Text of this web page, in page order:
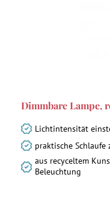
Dimmbare Lampe,
Lichtintensität
praktische Schlaufe
aus recyceltem
Beleuchtung